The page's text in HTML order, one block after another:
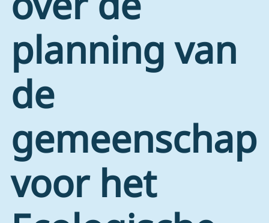
planning van
de
gemeenschap
voor het